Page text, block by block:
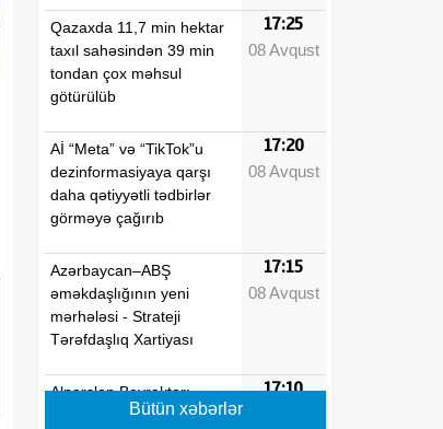
Qazaxda 11,7 min hektar
taxıl sahəsindən 39 min
tondan çox məhsul
götürülüb
17:25
08 Avqust
Aİ “Meta” və “TikTok”u
dezinformasiyaya qarşı
daha qətiyyətli tədbirlər
görməyə çağırıb
17:20
08 Avqust
Azərbaycan–ABŞ
əməkdaşlığının yeni
mərhələsi - Strateji
Tərəfdaşlıq Xartiyası
17:15
08 Avqust
Alparslan Bayraktar:
Türkiyə Azərbaycanda
17:10
Bütün xəbərlər